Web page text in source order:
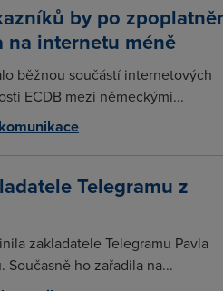
by po
na internetu méně
běžnou součástí internetových
ECDB mezi německými...
Telegramu z
zakladatele Telegramu Pavla
ho zařadila na...